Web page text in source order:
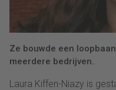
Ze bouwde een
meerdere bedrijven.
Laura Kiffen-Niazy is